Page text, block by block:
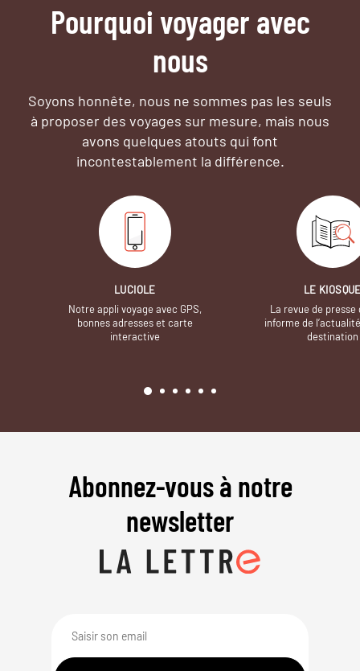
Pourquoi voyager avec
nous
Soyons honnête, nous ne sommes pas les seuls
à proposer des voyages sur mesure, mais nous
avons quelques atouts qui font
incontestablement la différence.
LUCIOLE
Notre appli voyage avec GPS,
bonnes adresses et carte
interactive
LE
La revue de presse
informe de
destination
Abonnez-vous à notre
newsletter